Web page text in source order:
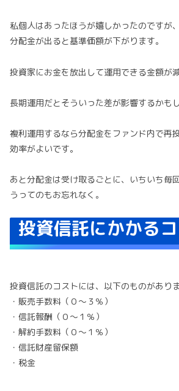
私個人はあったほうが嬉しかったのですが
分配金が出ると基準価額が下がります。
投資家にお金を放出して運用できる金額が
長期運用だとそういった差が影響するかも
複利運用するなら分配金をファンド内で再
効率がよいです。
あと分配金は受け取るごとに、いちいち毎
うってのもお忘れなく。
投資信託にかかる
投資信託のコストには、以下のものがありま
・販売手数料（０～３％）
・信託報酬（０～１％）
・解約手数料（０～１％）
・信託財産留保額
・税金